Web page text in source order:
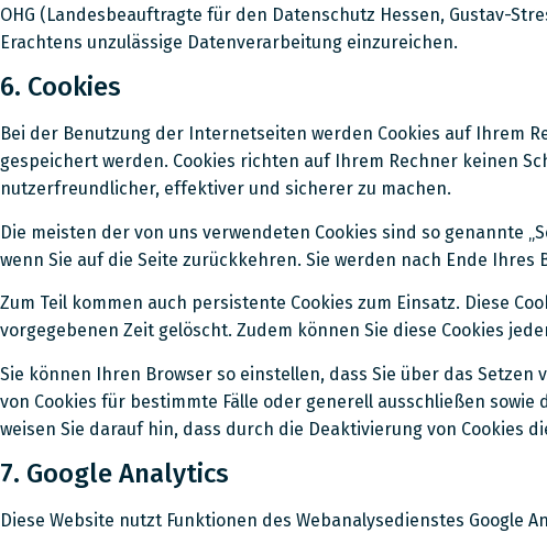
OHG (Landesbeauftragte für den Datenschutz Hessen, Gustav-
Erachtens unzulässige Datenverarbeitung einzureichen.
6. Cookies
Bei der Benutzung der Internetseiten werden Cookies auf Ihrem
gespeichert werden. Cookies richten auf Ihrem Rechner keinen
nutzerfreundlicher, effektiver und sicherer zu machen.
Die meisten der von uns verwendeten Cookies sind so genannte
wenn Sie auf die Seite zurückkehren. Sie werden nach Ende
Zum Teil kommen auch persistente Cookies zum Einsatz. Diese
vorgegebenen Zeit gelöscht. Zudem können Sie diese Cookies
Sie können Ihren Browser so einstellen, dass Sie über das
von Cookies für bestimmte Fälle oder generell ausschließen
weisen Sie darauf hin, dass durch die Deaktivierung von Cookies
7. Google Analytics
Diese Website nutzt Funktionen des Webanalysedienstes Google